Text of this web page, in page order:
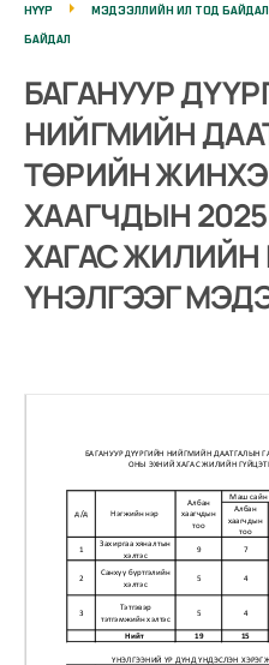
НҮҮР МЭДЭЭЛЛИЙН ИЛ ТОД БАЙДАЛ
БАЙДАЛ
БАГАНУУР
НИЙГМИЙН
ТӨРИЙН
ХААГЧДЫН
ХАГАС ЖИЛИЙН
ҮНЭЛГЭЭГ